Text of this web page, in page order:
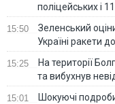
поліцейських і
15:50
Зеленський
Україні ракети
15:25
На території
та вибухнув
15:01 Шокуючі